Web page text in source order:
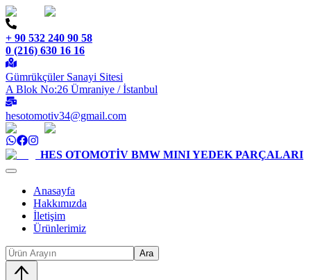
+ 90 532 240 90 58
0 (216) 630 16 16
Gümrükçüler Sanayi Sitesi
A Blok No:26 Ümraniye / İstanbul
hesotomotiv34@gmail.com
HES OTOMOTİV BMW MINI YEDEK PARÇALARI
Anasayfa
Hakkımızda
İletişim
Ürünlerimiz
Ara